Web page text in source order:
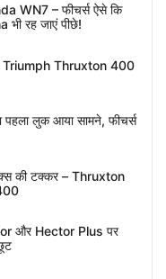
WN7 – फीचर्स ऐसे कि
रह जाएं पीछे!
Triumph Thruxton 400
लुक आया सामने, फीचर्स
की टक्कर – Thruxton
और Hector Plus पर